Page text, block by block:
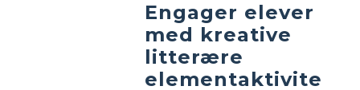
Engager elever
med kreative
litterære
elementaktivite